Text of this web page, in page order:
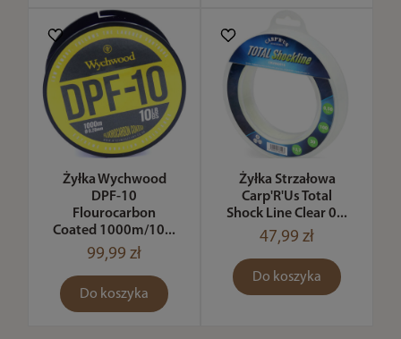
Żyłka Wychwood
DPF-10
Flourocarbon
Coated 1000m/10...
99,99 zł
Do koszyka
Żyłka Strzałowa
Carp'R'Us Total
Shock Line Clear 0...
47,99 zł
Do koszyka